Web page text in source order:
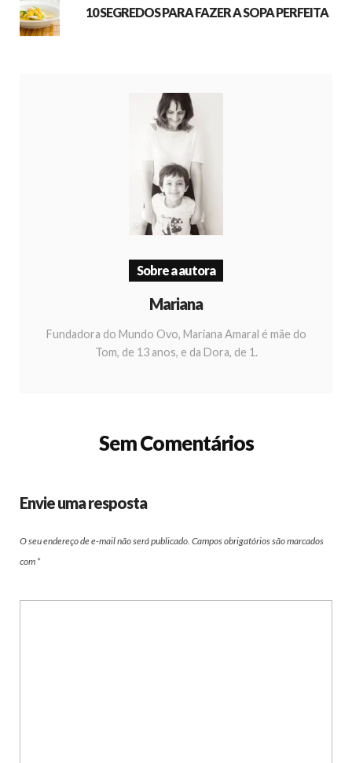
10 SEGREDOS PARA FAZER A SOPA PERFEITA
Sobre a autora
Mariana
Fundadora do Mundo Ovo, Mariana Amaral é mãe do
Tom, de 13 anos, e da Dora, de 1.
Sem Comentários
Envie uma resposta
O seu endereço de e-mail não será publicado. Campos obrigatórios são marcados
com *